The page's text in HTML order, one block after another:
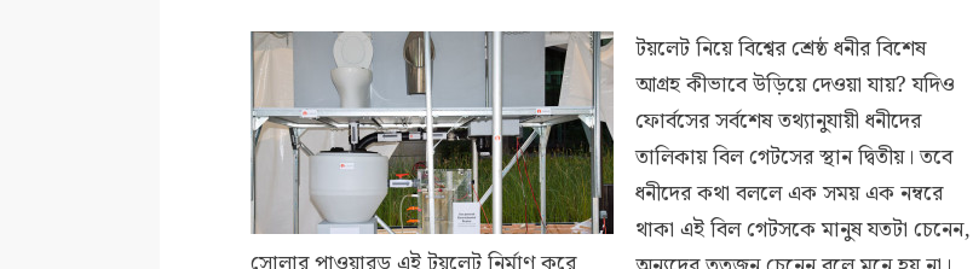
টয়লেট নিয়ে বিশ্বের শ্রেষ্ঠ ধনীর বিশেষ
আগ্রহ কীভাবে উড়িয়ে দেওয়া যায়? যদিও
ফোর্বসের সর্বশেষ তথ্যানুযায়ী ধনীদের
তালিকায় বিল গেটসের স্থান দ্বিতীয়। তবে
ধনীদের কথা বললে এক সময় এক নম্বরে
থাকা এই বিল গেটসকে মানুষ যতটা চেনেন,